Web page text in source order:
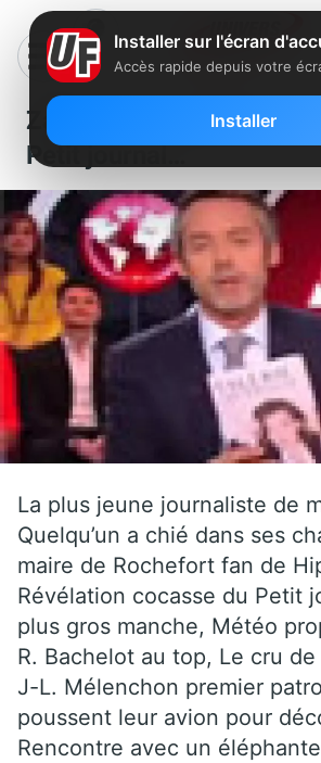
Zapping : Révélation
Petit journal…
La plus jeune journaliste de
Quelqu’un a chié dans ses
maire de Rochefort fan de
Révélation cocasse du Petit
plus gros manche, Météo
R. Bachelot au top, Le cru
J-L. Mélenchon premier
poussent leur avion pour
Rencontre avec un
Installer sur l'écran
Accès rapide depuis votre
Installer